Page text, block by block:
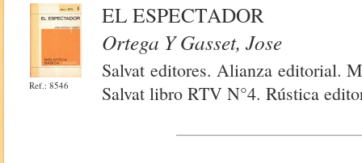
Ref.: 8546
EL ESPECTADOR
Ortega Y Gasset, Jose
Salvat editores. Alianza editorial.
Salvat libro RTV N°4. Rústica